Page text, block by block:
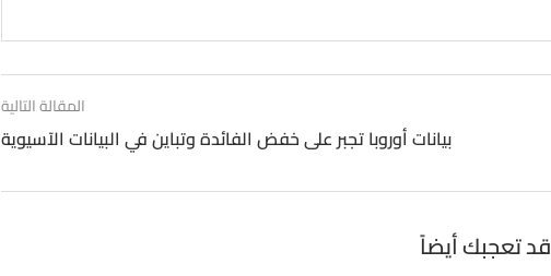
المقالة التالية
بيانات أوروبا تجبر على خفض الفائدة وتباين في البيانات الآسيوية
قد تعجبك أيضاً